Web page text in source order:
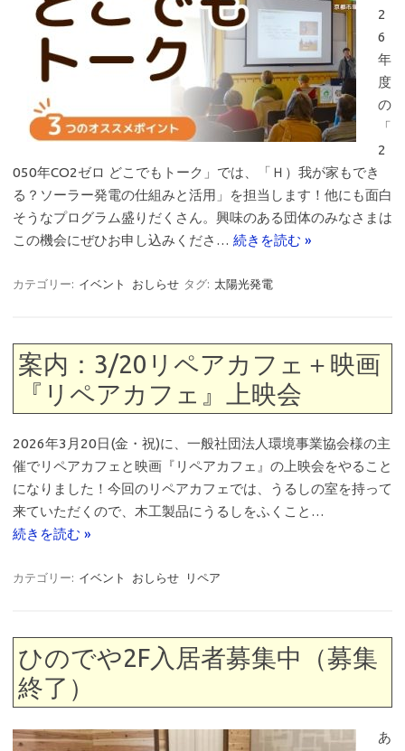
2
6
年
度
の
「
2
050年CO2ゼロ どこでもトーク」では、「Ｈ）我が家もでき
る？ソーラー発電の仕組みと活用」を担当します！他にも面白
そうなプログラム盛りだくさん。興味のある団体のみなさまは
この機会にぜひお申し込みくださ… 続きを読む »
カテゴリー: イベント おしらせ タグ: 太陽光発電
案内：3/20リペアカフェ＋映画
『リペアカフェ』上映会
2026年3月20日(金・祝)に、一般社団法人環境事業協会様の主
催でリペアカフェと映画『リペアカフェ』の上映会をやること
になりました！今回のリペアカフェでは、うるしの室を持って
来ていただくので、木工製品にうるしをふくこと…
続きを読む »
カテゴリー: イベント おしらせ リペア
ひのでや2F入居者募集中（募集
終了）
あ